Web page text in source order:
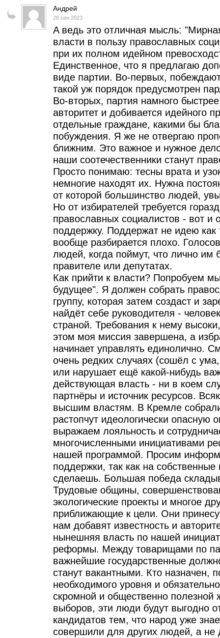
Андрей
28 сен 2023
A ведь это отличная мысль:
власти в пользу православных
при их полном идейном
Единственное, что я предлагаю
виде партии. Во-первых,
такой уж порядок предусмотрен
Во-вторых, партия намного
авторитет и добивается идейного
отдельные граждане, какими бы
побуждения. Я же не отвергаю
ближним. Это важное и нужное
наши соотечественники станут
Просто понимаю: тесны врата и
немногие находят их. Нужна
от которой большинство людей,
Но от избирателей требуется
православных социалистов - вот и
поддержку. Поддержат не идею
вообще разбирается плохо.
людей, когда поймут, что лично им
правителе или депутатах.
Как прийти к власти? Попробуем
будущее". Я должен собрать
группу, которая затем создаст и
найдёт себе руководителя -
страной. Требования к нему
этом моя миссия завершена, а
начинает управлять единолично.
очень редких случаях (сошёл с
или нарушает ещё какой-нибудь
действующая власть - ни в коем
партнёры и источник ресурсов.
высшим властям. В Кремле
растопчут идеологически опасную
выражаем лояльность и
многочисленными инициативами
нашей программой. Просим
поддержки, так как на
сделаешь. Большая победа
Трудовые общины,
экологические проекты и многое
приближающие к цели. Они
нам добавят известность и
нынешняя власть по нашей
реформы. Между товарищами по
важнейшие государственные
станут вакантными. Кто назначен,
необходимого уровня и
скромной и общественно полезной
выборов, эти люди будут выгодно
кандидатов тем, что народ уже
совершили для других людей, а не